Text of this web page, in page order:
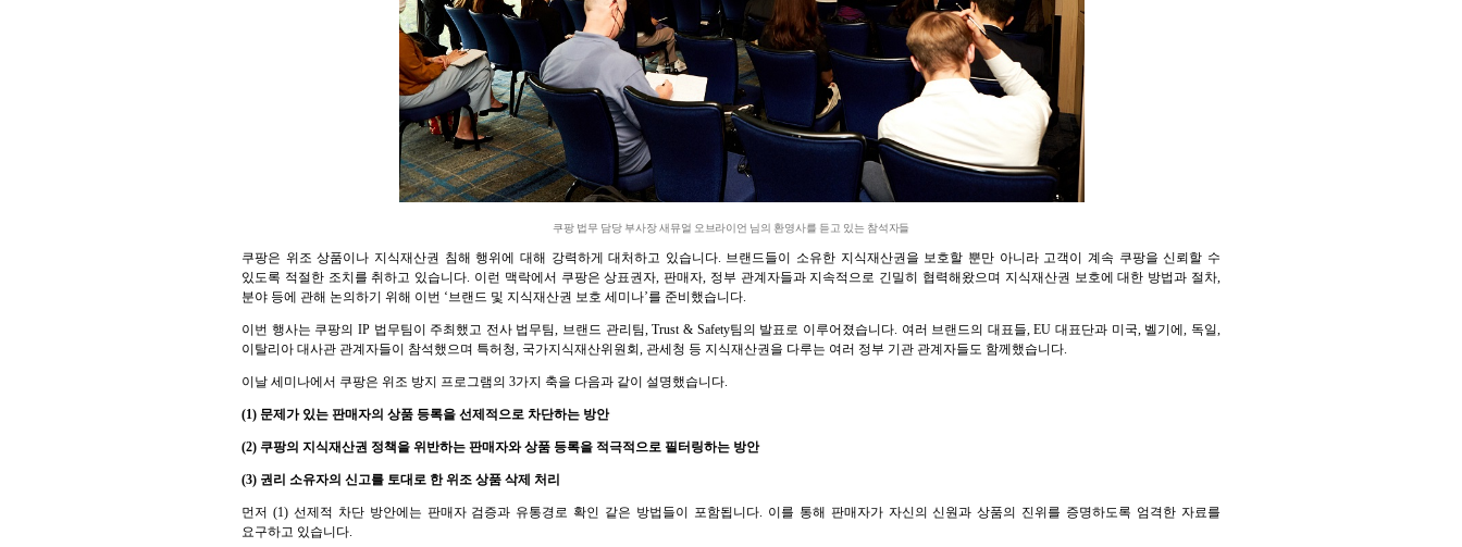
쿠팡 법무 담당 부사장 새뮤얼 오브라이언 님의 환영사를 듣고 있는 참석자들
쿠팡은 위조 상품이나 지식재산권 침해 행위에 대해 강력하게 대처하고 있습니다. 브랜드들이 소유한 지식재산권을 보호할 뿐만 아니라 고객이 계속 쿠팡을 신뢰할 수
있도록 적절한 조치를 취하고 있습니다. 이런 맥락에서 쿠팡은 상표권자, 판매자, 정부 관계자들과 지속적으로 긴밀히 협력해왔으며 지식재산권 보호에 대한 방법과 절차,
분야 등에 관해 논의하기 위해 이번 ‘브랜드 및 지식재산권 보호 세미나’를 준비했습니다.
이번 행사는 쿠팡의 IP 법무팀이 주최했고 전사 법무팀, 브랜드 관리팀, Trust & Safety팀의 발표로 이루어졌습니다. 여러 브랜드의 대표들, EU 대표단과 미국, 벨기에, 독일,
이탈리아 대사관 관계자들이 참석했으며 특허청, 국가지식재산위원회, 관세청 등 지식재산권을 다루는 여러 정부 기관 관계자들도 함께했습니다.
이날 세미나에서 쿠팡은 위조 방지 프로그램의 3가지 축을 다음과 같이 설명했습니다.
(1) 문제가 있는 판매자의 상품 등록을 선제적으로 차단하는 방안
(2) 쿠팡의 지식재산권 정책을 위반하는 판매자와 상품 등록을 적극적으로 필터링하는 방안
(3) 권리 소유자의 신고를 토대로 한 위조 상품 삭제 처리
먼저 (1) 선제적 차단 방안에는 판매자 검증과 유통경로 확인 같은 방법들이 포함됩니다. 이를 통해 판매자가 자신의 신원과 상품의 진위를 증명하도록 엄격한 자료를
요구하고 있습니다.